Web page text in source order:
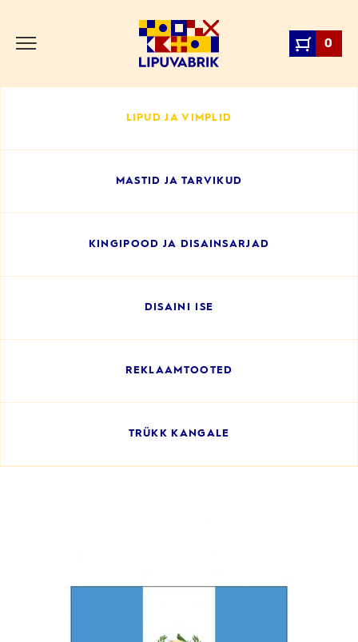
content
Lipuvabrik
0
LIPUD JA VIMPLID
MASTID JA TARVIKUD
KINGIPOOD JA DISAINSARJAD
DISAINI ISE
REKLAAMTOOTED
TRÜKK KANGALE